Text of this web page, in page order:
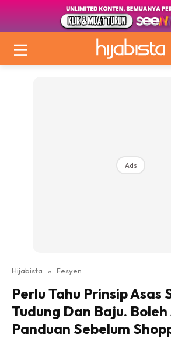
Ads
Hijabista » Fesyen
Perlu Tahu Prinsip Asas
Tudung Dan Baju.
Panduan Sebelum